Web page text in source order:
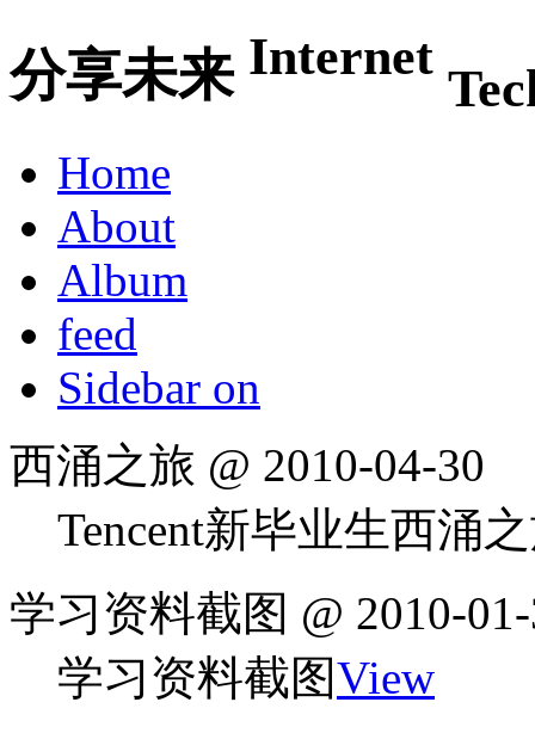
分享未来 Internet
Home
About
Album
feed
Sidebar on
西涌之旅 @ 2010-04-30
Tencent新毕业生西涌
学习资料截图 @ 2010-
学习资料截图View